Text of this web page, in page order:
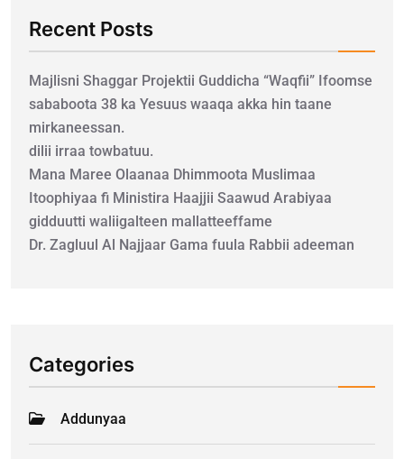
Recent Posts
Majlisni Shaggar Projektii Guddicha “Waqfii” Ifoomse
sababoota 38 ka Yesuus waaqa akka hin taane
mirkaneessan.
dilii irraa towbatuu.
Mana Maree Olaanaa Dhimmoota Muslimaa
Itoophiyaa fi Ministira Haajjii Saawud Arabiyaa
gidduutti waliigalteen mallatteeffame
Dr. Zagluul Al Najjaar Gama fuula Rabbii adeeman
Categories
Addunyaa